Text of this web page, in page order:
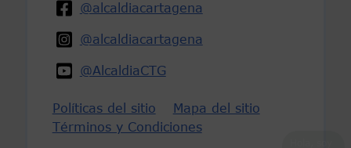
@alcaldiacartagena
@alcaldiacartagena
@AlcaldiaCTG
Políticas del sitio
Mapa del sitio
Términos y Condiciones